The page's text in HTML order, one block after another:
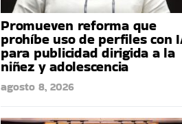
Promueven reforma que
prohíbe uso de perfiles con
para publicidad dirigida a la
niñez y adolescencia
agosto 8, 2026